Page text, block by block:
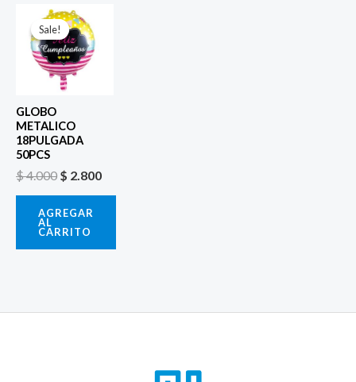
Sale!
Sale!
GLOBO
METALICO
18PULGADA
50PCS
$4.000
El
precio
original
era:
$ 4.000.
$ 2.800
AGREGAR
AL
CARRITO